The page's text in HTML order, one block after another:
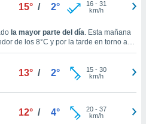
15° / 2° 16- 31
km/h
la mayor parte del día. Esta mañana
de los 8°C y por la tarde en torno a
temperaturas estarán cercanas a los
13° / 2° 15- 30
km/h
12° / 4° 20- 37
km/h